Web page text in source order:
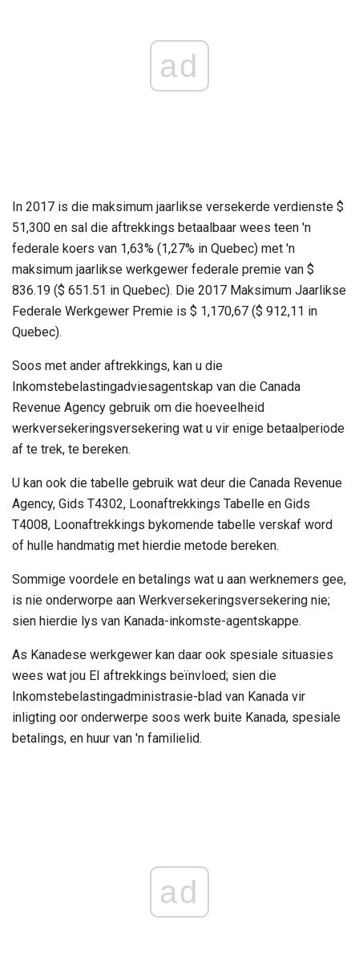
ad
In 2017 is die maksimum jaarlikse versekerde verdienste $
51,300 en sal die aftrekkings betaalbaar wees teen 'n
federale koers van 1,63% (1,27% in Quebec) met 'n
maksimum jaarlikse werkgewer federale premie van $
836.19 ($ 651.51 in Quebec). Die 2017 Maksimum Jaarlikse
Federale Werkgewer Premie is $ 1,170,67 ($ 912,11 in
Quebec).
Soos met ander aftrekkings, kan u die
Inkomstebelastingadviesagentskap van die Canada
Revenue Agency gebruik om die hoeveelheid
werkversekeringsversekering wat u vir enige betaalperiode
af te trek, te bereken.
U kan ook die tabelle gebruik wat deur die Canada Revenue
Agency, Gids T4302, Loonaftrekkings Tabelle en Gids
T4008, Loonaftrekkings bykomende tabelle verskaf word
of hulle handmatig met hierdie metode bereken.
Sommige voordele en betalings wat u aan werknemers gee,
is nie onderworpe aan Werkversekeringsversekering nie;
sien hierdie lys van Kanada-inkomste-agentskappe.
As Kanadese werkgewer kan daar ook spesiale situasies
wees wat jou EI aftrekkings beïnvloed; sien die
Inkomstebelastingadministrasie-blad van Kanada vir
inligting oor onderwerpe soos werk buite Kanada, spesiale
betalings, en huur van 'n familielid.
ad